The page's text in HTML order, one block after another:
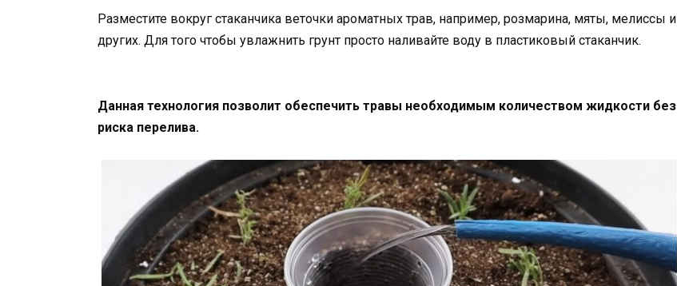
Разместите вокруг стаканчика веточки ароматных трав, например, розмарина, мяты, мелиссы и
других. Для того чтобы увлажнить грунт просто наливайте воду в пластиковый стаканчик.
Данная технология позволит обеспечить травы необходимым количеством жидкости без
риска перелива.